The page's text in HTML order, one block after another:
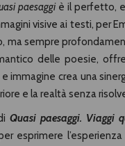
paesaggi è il perfetto,
visive ai testi, per
ma sempre
delle poesie,
immagine crea una
e la realtà senza
Quasi paesaggi. Viaggi
esprimere